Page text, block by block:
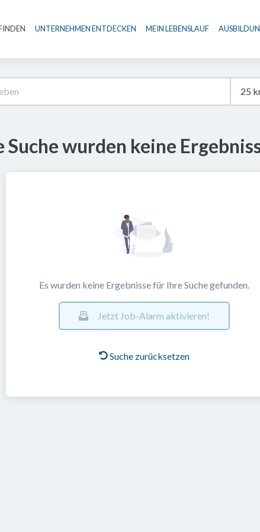
Haupt-
UNTERNEHMEN ENTDECKEN MEIN LEBENSLAUF
Suche wurden keine
Es wurden keine Ergebnisse für Ihre Suche gefunden.
Jetzt Job-Alarm aktivieren!
Suche zurücksetzen